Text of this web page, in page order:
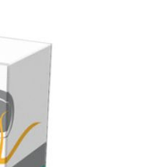
al 40% valido